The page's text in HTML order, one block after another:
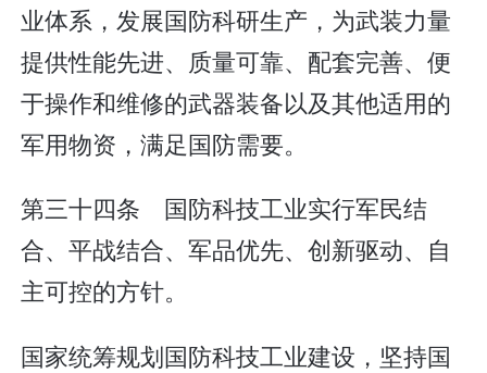
业体系，发展国防科研生产，为武装力量
提供性能先进、质量可靠、配套完善、便
于操作和维修的武器装备以及其他适用的
军用物资，满足国防需要。
第三十四条 国防科技工业实行军民结
合、平战结合、军品优先、创新驱动、自
主可控的方针。
国家统筹规划国防科技工业建设，坚持国